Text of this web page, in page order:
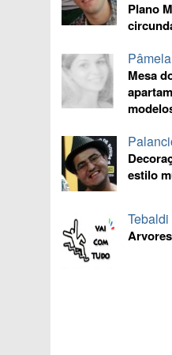
Plano
Pâmela
Mesa
estilo
Tebaldi